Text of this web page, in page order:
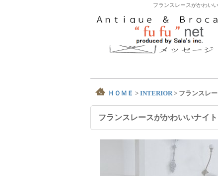
フランスレースがかわい
ＨＯＭＥ > INTERIOR > フランスレ
フランスレースがかわいいナイ